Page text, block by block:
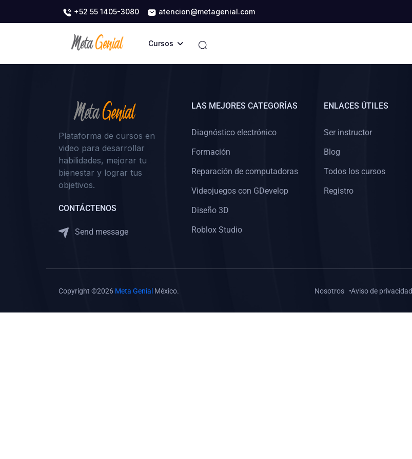
+52 55 1405-3080 atencion@metagenial.com
Cursos
Plataforma de cursos en
video para desarrollar
habilidades, mejorar tu
bienestar y lograr tus
objetivos.
CONTÁCTENOS
Send message
LAS MEJORES CATEGORÍAS
Diagnóstico electrónico
Formación
Reparación de computadoras
Videojuegos con GDevelop
Diseño 3D
Roblox Studio
ENLACES ÚTILES
Ser instructor
Blog
Todos los cursos
Registro
Copyright ©2026 Meta Genial México. Nosotros Aviso de privacidad